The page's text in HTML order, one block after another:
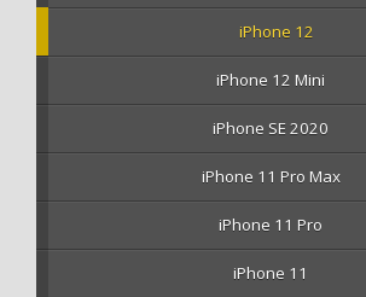
iPhone 12
iPhone 12 Mini
iPhone SE 2020
iPhone 11 Pro Max
iPhone 11 Pro
iPhone 11